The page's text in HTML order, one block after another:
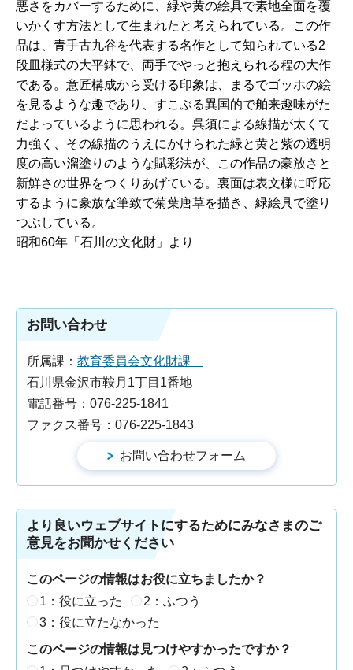
悪さをカバーするために、緑や黄の絵具で素地全面を覆
いかくす方法として生まれたと考えられている。この作
品は、青手古九谷を代表する名作として知られている2
段皿様式の大平鉢で、両手でやっと抱えられる程の大作
である。意匠構成から受ける印象は、まるでゴッホの絵
を見るような趣であり、すこぶる異国的で舶来趣味がた
だよっているように思われる。呉須による線描が太くて
力強く、その線描のうえにかけられた緑と黄と紫の透明
度の高い溜塗りのような賦彩法が、この作品の豪放さと
新鮮さの世界をつくりあげている。裏面は表文様に呼応
するように豪放な筆致で菊葉唐草を描き、緑絵具で塗り
つぶしている。
昭和60年「石川の文化財」より
お問い合わせ
所属課： 教育委員会文化財課
石川県金沢市鞍月1丁目1番地
電話番号：076-225-1841
ファクス番号：076-225-1843
より良いウェブサイトにするためにみなさまのご
意見をお聞かせください
このページの情報はお役に立ちましたか？
1：役に立った
2：ふつう
3：役に立たなかった
このページの情報は見つけやすかったですか？